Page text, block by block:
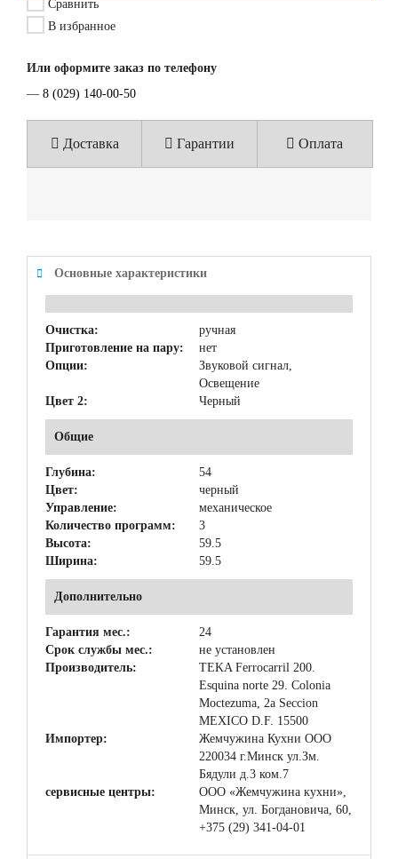
Сравнить
В избранное
Или оформите заказ по телефону
— 8 (029) 140-00-50
Доставка Гарантии Оплата
Основные характеристики
Очистка:
ручная
Приготовление на пару:
нет
Опции:
Звуковой сигнал,
Освещение
Цвет 2:
Черный
Общие
Глубина:
54
Цвет:
черный
Управление:
механическое
Количество программ:
3
Высота:
59.5
Ширина:
59.5
Дополнительно
Гарантия мес.:
24
Срок службы мес.:
не установлен
Производитель:
TEKA Ferrocarril 200.
Esquina norte 29. Colonia
Moctezuma, 2a Seccion
MEXICO D.F. 15500
Импортер:
Жемчужина Кухни ООО
220034 г.Минск ул.Зм.
Бядули д.3 ком.7
сервисные центры:
ООО «Жемчужина кухни»,
Минск, ул. Богдановича, 60,
+375 (29) 341-04-01